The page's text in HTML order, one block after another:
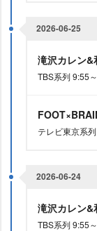
2026-06-25
滝沢カレン&
TBS系列 9:55
テレビ東京系
2026-06-24
滝沢カレン&
TBS系列 9:55